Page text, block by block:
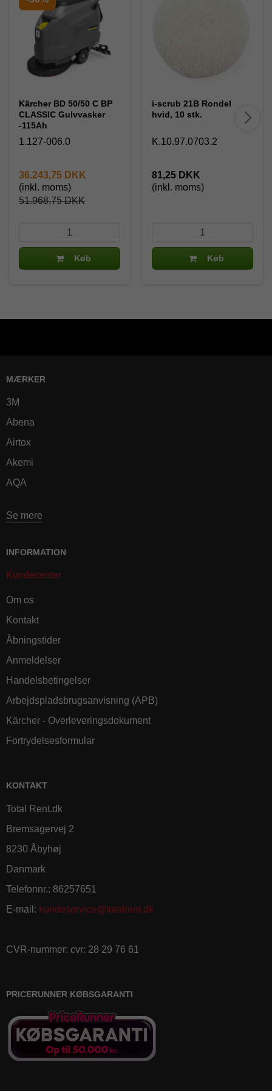
Kärcher BD 50/50 C BP
CLASSIC Gulvvasker
-115Ah
1.127-006.0
51.968,75 DKK
36.243,75 DKK
(inkl. moms)
Køb
i-scrub 21B Rondel
hvid, 10 stk.
K.10.97.0703.2
81,25 DKK
(inkl. moms)
Køb
MÆRKER
3M
Abena
Airtox
Akemi
AQA
Se mere
INFORMATION
Kundecenter
Om os
Kontakt
Åbningstider
Anmeldelser
Handelsbetingelser
Arbejdspladsbrugsanvisning (APB)
Kärcher - Overleveringsdokument
Fortrydelsesformular
KONTAKT
Total Rent.dk
Bremsagervej 2
8230 Åbyhøj
Danmark
Telefonnr.: 86257651
E-mail : kundeservice@totalrent.dk
CVR-nummer: cvr: 28 29 76 61
PRICERUNNER KØBSGARANTI